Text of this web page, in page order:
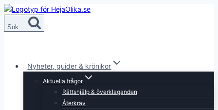
Skip
content
Sök ...
Nyheter, guider & krönikor
Aktuella frågor
Rättshjälp & överklaganden
Återkrav